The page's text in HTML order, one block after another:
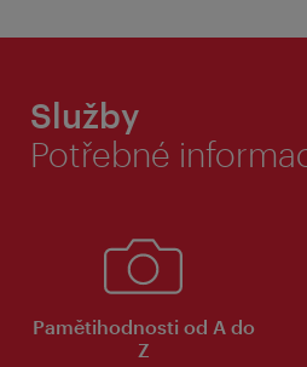
Služby
Potřebné
Pamětihodnosti od A do
Z